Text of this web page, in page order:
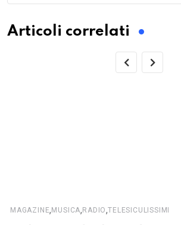
Articoli correlati
MAGAZINE, MUSICA, RADIO,TELESICULISSIMI